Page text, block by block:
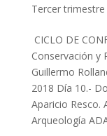
Tercer trimestre
CICLO DE
Conservación y
Guillermo
2018 Día 10.-
Aparicio Resco.
Arqueología